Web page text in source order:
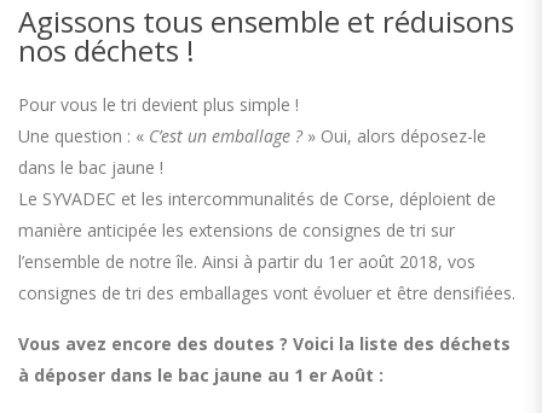
Agissons tous ensemble et réduisons
nos déchets !
Pour vous le tri devient plus simple !
Une question : « C’est un emballage ?» Oui, alors déposez-le
dans le bac jaune !
Le SYVADEC et les intercommunalités de Corse, déploient de
manière anticipée les extensions de consignes de tri sur
l’ensemble de notre île. Ainsi à partir du 1er août 2018, vos
consignes de tri des emballages vont évoluer et être densifiées.
Vous avez encore des doutes ? Voici la liste des déchets
à déposer dans le bac jaune au 1 er Août :